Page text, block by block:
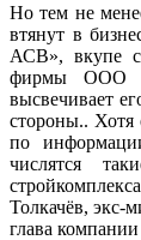
Но тем не
втянут в
АСВ», вкупе с
фирмы ООО
высвечивает
стороны.. Хотя
по
числятся
Толкачёв, экс-
глава